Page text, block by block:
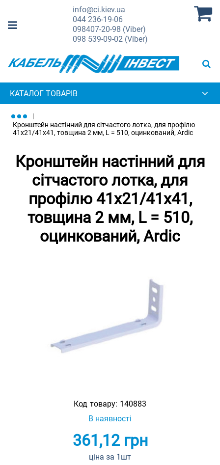
info@ci.kiev.ua
044236-19-06
098407-20-98 (Viber)
098 539-09-02 (Viber)
КАТАЛОГ ТОВАРІВ
Кронштейн настінний для сітчастого лотка, для профілю
41х21/41х41, товщина 2 мм, L = 510, оцинкований, Ardic
Кронштейн настінний для
сітчастого лотка, для
профілю 41х21/41х41,
товщина 2 мм, L = 510,
оцинкований, Ardic
Код товару: 140883
В наявності
361,12грн
ціна за 1шт